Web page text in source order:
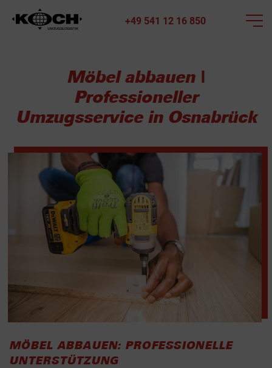
+49 541 12 16 850
Möbel abbauen |
Professioneller
Umzugsservice in Osnabrück
MÖBEL ABBAUEN: PROFESSIONELLE
UNTERSTÜTZUNG